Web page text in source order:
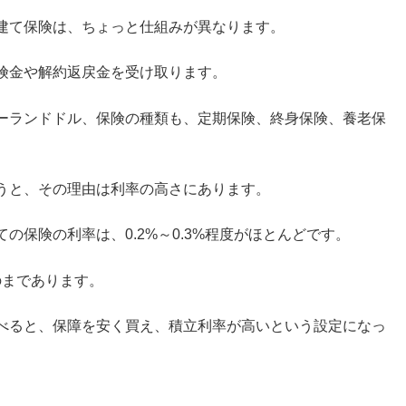
保険は、ちょっと仕組みが異なります。
や解約返戻金を受け取ります。
ンドドル、保険の種類も、定期保険、終身保険、養老保
、その理由は利率の高さにあります。
保険の利率は、0.2%～0.3%程度がほとんどです。
であります。
と、保障を安く買え、積立利率が高いという設定になっ